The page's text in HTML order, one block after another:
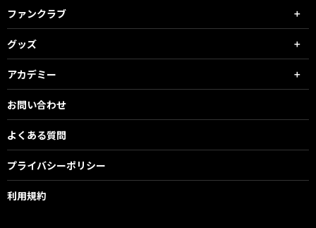
ファンクラブ
グッズ
アカデミー
お問い合わせ
よくある質問
プライバシーポリシー
利用規約